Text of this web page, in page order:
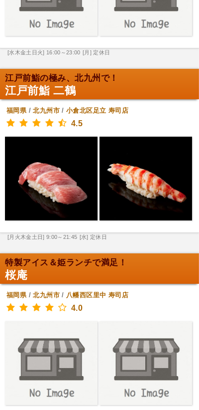
[水木金土日火] 16:00～23:00 [月] 定休日
江戸前鮨の極み、北九州で！
江戸前鮨 二鶴
福岡県/北九州市/小倉北区足立 寿司店
4.5
[月火木金土日] 9:00～21:45 [水] 定休日
特製アイス＆姫ランチで満足！
桜庵
福岡県/北九州市/ 八幡西区里中 寿司店
4.0